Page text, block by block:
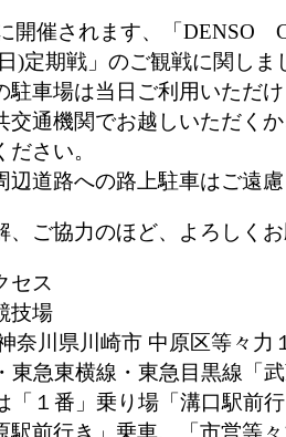
開催されます、「
)定期戦」のご観戦に関しま
駐車場は当日ご利用いただ
交通機関でお越しいただく
さい。
辺道路への路上駐車はご遠
、ご協力のほど、よろしく
セス
技場
奈川県川崎市 中原区等々力
東急東横線・東急目黒線「
「１番」乗り場「溝口駅前
駅前行き」乗車、「市営等